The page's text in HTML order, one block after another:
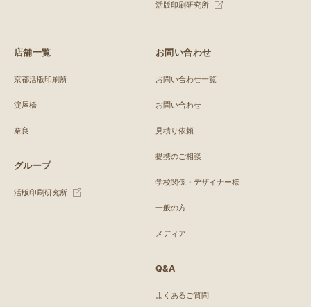
活版印刷研究所
店舗一覧
京都活版印刷所
淀屋橋
奈良
グループ
活版印刷研究所
お問い合わせ
お問い合わせ一覧
お問い合わせ
見積り依頼
提携のご相談
学校関係・デザイナー様
一般の方
メディア
Q&A
よくあるご質問